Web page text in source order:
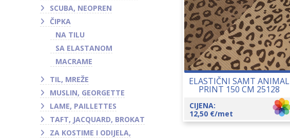
ELASTIČNI SAMT ANIMAL
PRINT 150 CM 25128
CIJENA:
12,50 €/met
SCUBA, NEOPREN
ČIPKA
NA TILU
SA ELASTANOM
MACRAME
TIL, MREŽE
MUSLIN, GEORGETTE
LAME, PAILLETTES
TAFT, JACQUARD, BROKAT
ZA KOSTIME I ODIJELA,